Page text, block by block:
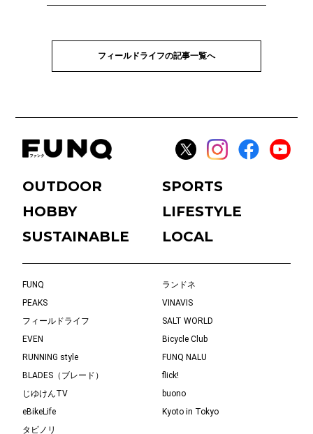
フィールドライフの記事一覧へ
OUTDOOR
SPORTS
HOBBY
LIFESTYLE
SUSTAINABLE
LOCAL
FUNQ
ランドネ
PEAKS
VINAVIS
フィールドライフ
SALT WORLD
EVEN
Bicycle Club
RUNNING style
FUNQ NALU
BLADES（ブレード）
flick!
じゆけんTV
buono
eBikeLife
Kyoto in Tokyo
タビノリ